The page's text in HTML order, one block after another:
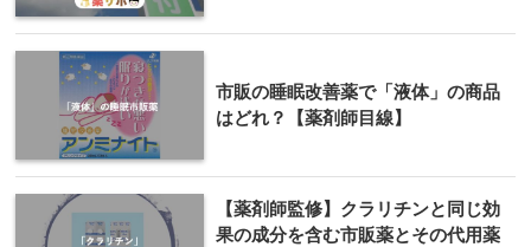
市販の睡眠改善薬で「液体」の商品
はどれ？【薬剤師目線】
【薬剤師監修】クラリチンと同じ効
果の成分を含む市販薬とその代用薬